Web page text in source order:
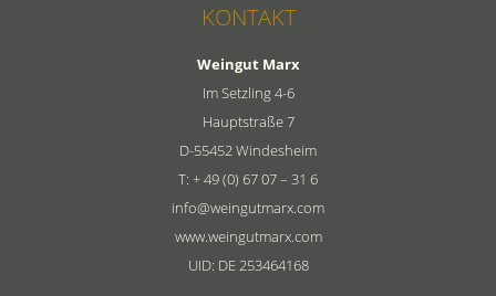
KONTAKT
Weingut Marx
Im Setzling 4-6
Hauptstraße 7
D-55452 Windesheim
T: + 49 (0) 67 07 – 31 6
info@weingutmarx.com
www.weingutmarx.com
UID: DE 253464168